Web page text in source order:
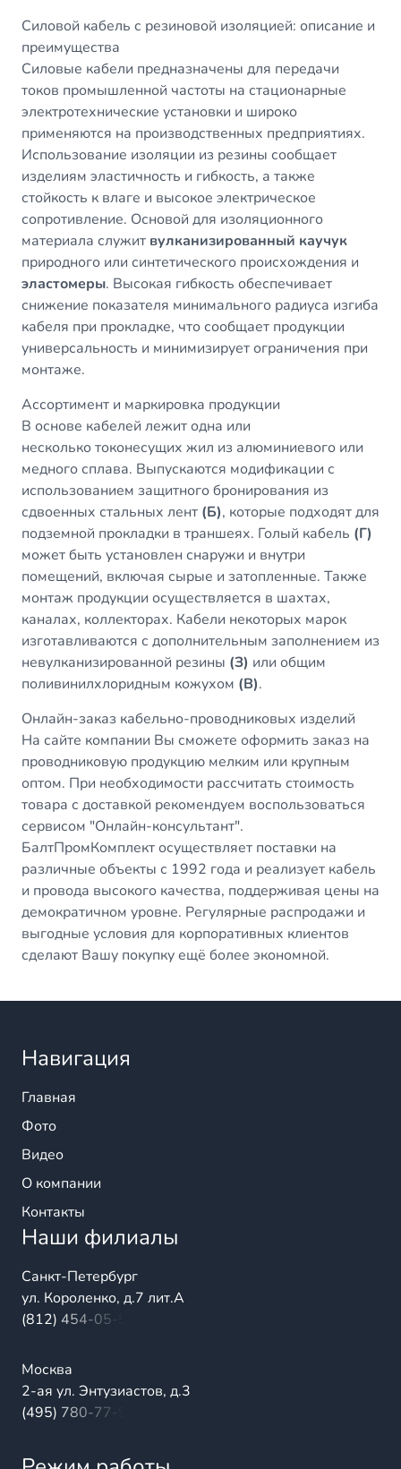
Силовой кабель с резиновой изоляцией: описание и
преимущества
Силовые кабели предназначены для передачи
токов промышленной частоты на стационарные
электротехнические установки и широко
применяются на производственных предприятиях.
Использование изоляции из резины сообщает
изделиям эластичность и гибкость, а также
стойкость к влаге и высокое электрическое
сопротивление. Основой для изоляционного
материала служит вулканизированный каучук
природного или синтетического происхождения и
эластомеры. Высокая гибкость обеспечивает
снижение показателя минимального радиуса изгиба
кабеля при прокладке, что сообщает продукции
универсальность и минимизирует ограничения при
монтаже.
Ассортимент и маркировка продукции
В основе кабелей лежит одна или
несколько токонесущих жил из алюминиевого или
медного сплава. Выпускаются модификации с
использованием защитного бронирования из
сдвоенных стальных лент (Б), которые подходят для
подземной прокладки в траншеях. Голый кабель (Г)
может быть установлен снаружи и внутри
помещений, включая сырые и затопленные. Также
монтаж продукции осуществляется в шахтах,
каналах, коллекторах. Кабели некоторых марок
изготавливаются с дополнительным заполнением из
невулканизированной резины (З) или общим
поливинилхлоридным кожухом (В).
Онлайн-заказ кабельно-проводниковых изделий
На сайте компании Вы сможете оформить заказ на
проводниковую продукцию мелким или крупным
оптом. При необходимости рассчитать стоимость
товара с доставкой рекомендуем воспользоваться
сервисом "Онлайн-консультант".
БалтПромКомплект осуществляет поставки на
различные объекты с 1992 года и реализует кабель
и провода высокого качества, поддерживая цены на
демократичном уровне. Регулярные распродажи и
выгодные условия для корпоративных клиентов
сделают Вашу покупку ещё более экономной.
Навигация
Главная
Фото
Видео
О компании
Контакты
Наши филиалы
Санкт-Петербург
ул. Короленко, д.7 лит.А
(812) 454-05-54
Москва
2-ая ул. Энтузиастов, д.3
(495) 780-77-98